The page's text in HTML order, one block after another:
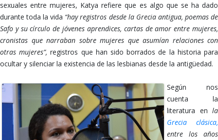
sexuales entre mujeres, Katya refiere que es algo que se ha dado
durante toda la vida “hay registros desde la Grecia antigua, poemas de
Safo y su círculo de jóvenes aprendices, cartas de amor entre mujeres,
cronistas que narraban sobre mujeres que asumían relaciones con
otras mujeres”,registros que han sido borrados de la historia para
ocultar y silenciar la existencia de las lesbianas desde la antigüedad.
Según nos
cuenta la
literatura en la
Grecia clásica,
entre los años